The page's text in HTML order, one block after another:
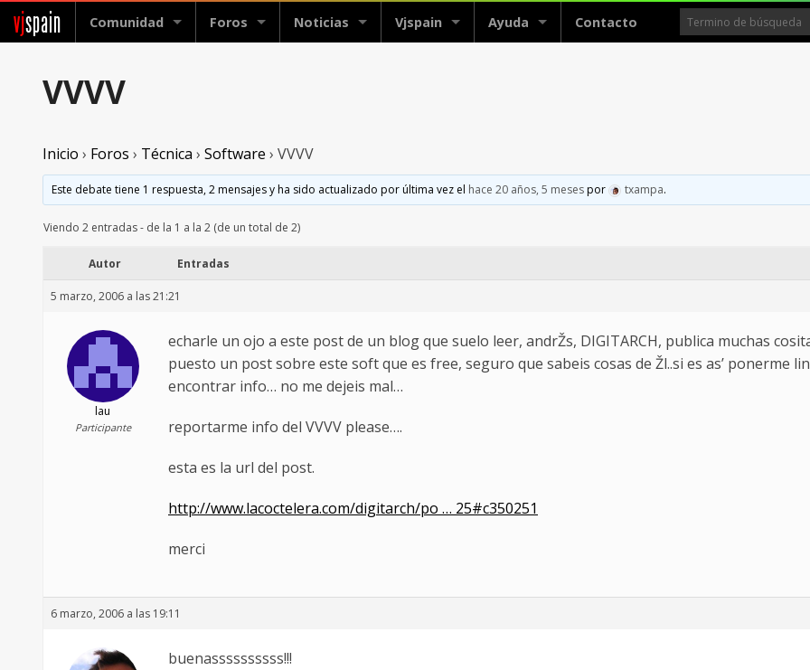
vjspain Comunidad Foros Noticias Vjspain Ayuda Contacto
VVVV
Inicio › Foros › Técnica › Software › VVVV
Este debate tiene 1 respuesta, 2 mensajes y ha sido actualizado por última vez el hace 20 años, 5 mesespor txampa.
Viendo 2 entradas - de la 1 a la 2 (de un total de 2)
Autor Entradas
5 marzo, 2006 a las 21:21
lau
Participante
echarle un ojo a este post de un blog que suelo leer, andrŽs, DIGITARCH, publica muchas
puesto un post sobre este soft que es free, seguro que sabeis cosas de Žl..si es as’ ponerme
encontrar info… no me dejeis mal…
reportarme info del VVVV please….
esta es la url del post.
http://www.lacoctelera.com/digitarch/po … 25#c350251
merci
6 marzo, 2006 a las 19:11
buenassssssssss!!!